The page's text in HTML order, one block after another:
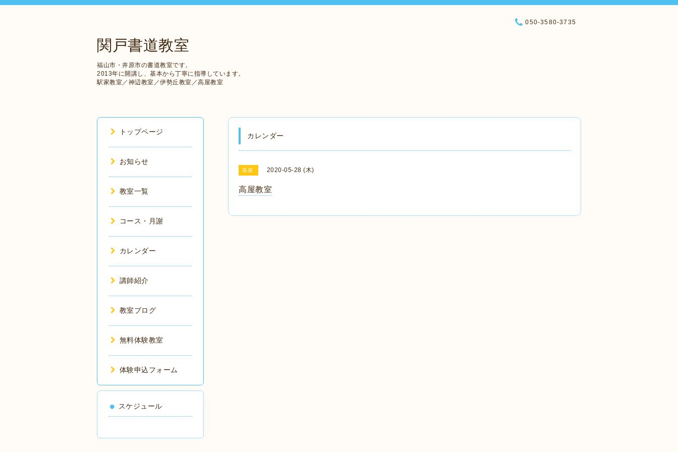
関戸書道教室
福山市・井原市の書道教室です。
2013年に開講し、基本から丁寧に指導しています。
駅家教室／神辺教室／伊勢丘教室／高屋教室
050-3580-3735
カレンダー
高屋 2020-05-28 (木)
高屋教室
トップページ
お知らせ
教室一覧
コース・月謝
カレンダー
講師紹介
教室ブログ
無料体験教室
体験申込フォーム
スケジュール